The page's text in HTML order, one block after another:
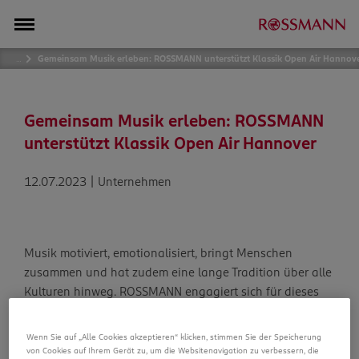
… Gemeinsam Musik erleben: ROSSMANN unterstützt Klassik Open Air
Gemeinsam Musik erleben: ROSSMANN
unterstützt Klassik Open Air Hannover
12.07.2023 | Unternehmen
Musik motiviert, emotionalisiert, bringt Menschen
zusammen und hat zudem eine lange Tradition über alle
Kulturen hinweg. ROSSMANN engagiert sich für dieses
Maschsee Klassik Open Air in Hannover.
Wenn Sie auf „Alle Cookies akzeptieren“ klicken, stimmen Sie der Speicherung
von Cookies auf Ihrem Gerät zu, um die Websitenavigation zu verbessern, die